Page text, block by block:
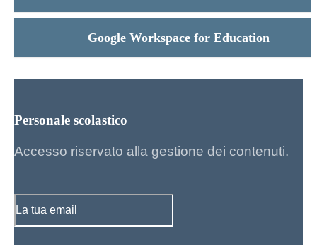
Google Workspace for Education
Personale scolastico
Accesso riservato alla gestione dei contenuti.